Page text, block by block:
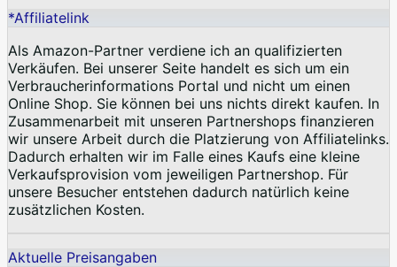
*Affiliatelink
Als Amazon-Partner verdiene ich an qualifizierten
Verkäufen. Bei unserer Seite handelt es sich um ein
Verbraucherinformations Portal und nicht um einen
Online Shop. Sie können bei uns nichts direkt kaufen. In
Zusammenarbeit mit unseren Partnershops finanzieren
wir unsere Arbeit durch die Platzierung von Affiliatelinks.
Dadurch erhalten wir im Falle eines Kaufs eine kleine
Verkaufsprovision vom jeweiligen Partnershop. Für
unsere Besucher entstehen dadurch natürlich keine
zusätzlichen Kosten.
Aktuelle Preisangaben